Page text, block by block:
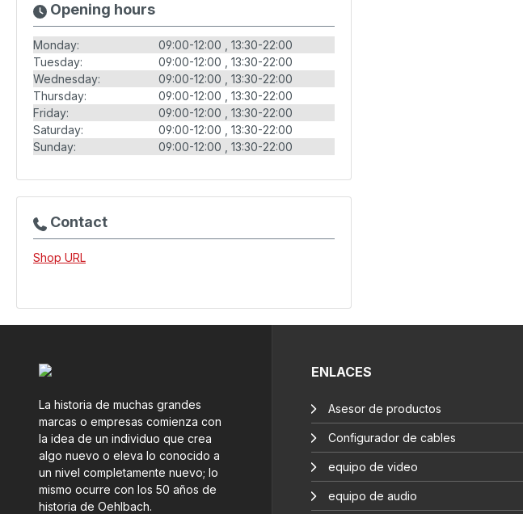
Opening hours
Monday: 09:00-12:00
13:30-22:00
Tuesday:
09:00-12:00
13:30-22:00
Wednesday:
09:00-12:00
13:30-22:00
Thursday:
09:00-12:00
13:30-22:00
Friday:
09:00-12:00
13:30-22:00
Saturday:
09:00-12:00
13:30-22:00
Sunday:
09:00-12:00 13:30-22:00
Contact
Shop URL
La historia de muchas grandes
marcas o empresas comienza con
la idea de un individuo que crea
algo nuevo o eleva lo conocido a
un nivel completamente nuevo; lo
mismo ocurre con los 50 años de
historia de Oehlbach.
ENLACES
Asesor de productos
Configurador de cables
equipo de video
equipo de audio